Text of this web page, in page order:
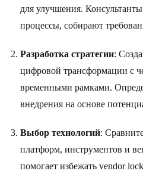
для улучшения.
процессы, собирают
Разработка стратегии:
цифровой трансформации с
временными рамками.
внедрения на основе
Выбор технологий:
платформ, инструментов и
помогает избежать vendor